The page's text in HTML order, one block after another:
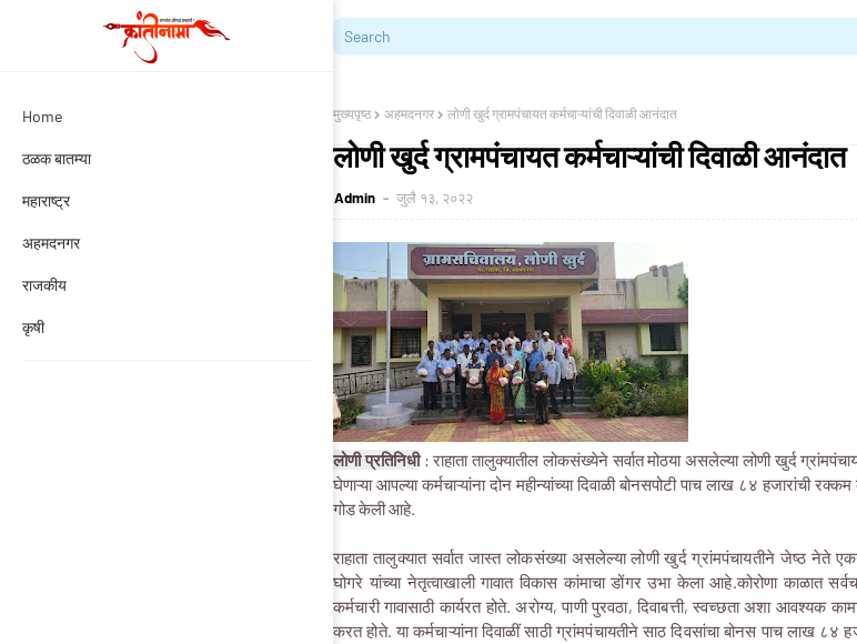
Home
ठळक बातम्या
महाराष्ट्र
अहमदनगर
राजकीय
कृषी
मुख्यपृष्ठ अहमदनगर लोणी खुर्द ग्रामपंचायत कर्मचाऱ्यांची दिवाळी आनंदात
लोणी खुर्द ग्रामपंचायत कर्मचाऱ्यांची दिवाळी आनंदात
Admin जुलै १३, २०२२
लोणी प्रतिनिधी: राहाता तालुक्यातील लोकसंख्येने सर्वात मोठया असलेल्या लोणी खुर्द
घेणाऱ्या आपल्या कर्मचाऱ्यांना दोन महीन्यांच्या दिवाळी बोनसपोटी पाच लाख ८४ हजारांची
गोड केली आहे.
राहाता तालुक्यात सर्वात जास्त लोकसंख्या असलेल्या लोणी खुर्द ग्रांमपंचायतीने जेष्ठ नेते
घोगरे यांच्या नेतृत्वाखाली गावात विकास कांमाचा डोंगर उभा केला आहे.कोरोणा काळात
कर्मचारी गावासाठी कार्यरत होते. अरोग्य, पाणी पुरवठा, दिवाबत्ती, स्वच्छता अशा आवश्यक
करत होते.या कर्मचाऱ्यांना दिवाळीं साठी ग्रांमपंचायतीने साठ दिवसांचा बोनस पाच लाख